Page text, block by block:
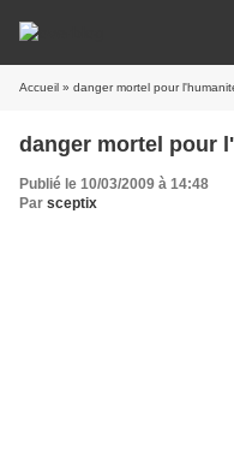
Accueil » danger mortel pour
danger mortel pour
Publié le 10/03/2009 à 14:48
Par sceptix